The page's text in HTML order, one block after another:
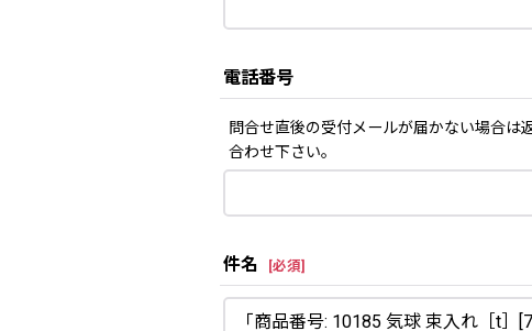
電話番号
問合せ直後の受付メールが届かない場合は
合わせ下さい。
件名 [必須]